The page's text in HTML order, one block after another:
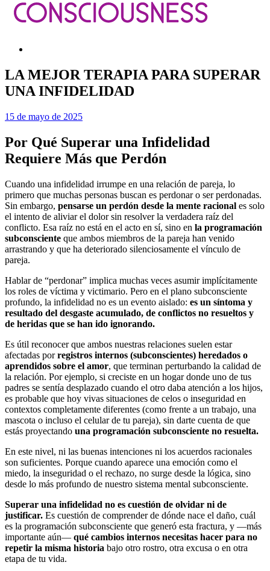
LA MEJOR TERAPIA PARA SUPERAR
UNA INFIDELIDAD
15 de mayo de 2025
Por Qué Superar una Infidelidad
Requiere Más que Perdón
Cuando una infidelidad irrumpe en una relación de pareja, lo
primero que muchas personas buscan es perdonar o ser perdonadas.
Sin embargo, pensarse un perdón desde la mente racional es solo
el intento de aliviar el dolor sin resolver la verdadera raíz del
conflicto. Esa raíz no está en el acto en sí, sino en la programación
subconsciente que ambos miembros de la pareja han venido
arrastrando y que ha deteriorado silenciosamente el vínculo de
pareja.
Hablar de “perdonar” implica muchas veces asumir implícitamente
los roles de víctima y victimario. Pero en el plano subconsciente
profundo, la infidelidad no es un evento aislado: es un síntoma y
resultado del desgaste acumulado, de conflictos no resueltos y
de heridas que se han ido ignorando.
Es útil reconocer que ambos nuestras relaciones suelen estar
afectadas porregistros internos (subconscientes) heredados o
aprendidos sobre el amor, que terminan perturbando la calidad de
la relación. Por ejemplo, si creciste en un hogar donde uno de tus
padres se sentía desplazado cuando el otro daba atención a los hijos,
es probable que hoy vivas situaciones de celos o inseguridad en
contextos completamente diferentes (como frente a un trabajo, una
mascota o incluso el celular de tu pareja), sin darte cuenta de que
estás proyectando una programación subconsciente no resuelta.
En este nivel, ni las buenas intenciones ni los acuerdos racionales
son suficientes. Porque cuando aparece una emoción como el
miedo, la inseguridad o el rechazo, no surge desde la lógica, sino
desde lo más profundo de nuestro sistema mental subconsciente.
Superar una infidelidad no es cuestión de olvidar ni de
justificar. Es cuestión de comprender de dónde nace el daño, cuál
es la programación subconsciente que generó esta fractura, y —más
importante aún— qué cambios internos necesitas hacer para no
repetir la misma historia bajo otro rostro, otra excusa o en otra
etapa de tu vida.